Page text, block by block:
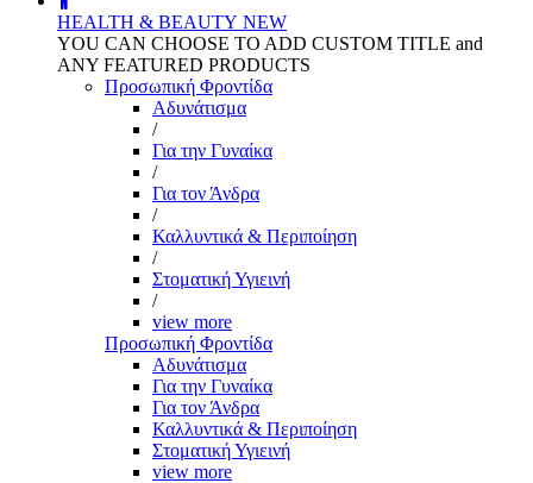
HEALTH & BEAUTY NEW
YOU CAN CHOOSE TO ADD CUSTOM TITLE and
ANY FEATURED PRODUCTS
Προσωπική Φροντίδα
Αδυνάτισμα
/
Για την Γυναίκα
/
Για τον Άνδρα
/
Καλλυντικά & Περιποίηση
/
Στοματική Υγιεινή
/
view more
Προσωπική Φροντίδα
Αδυνάτισμα
Για την Γυναίκα
Για τον Άνδρα
Καλλυντικά & Περιποίηση
Στοματική Υγιεινή
view more